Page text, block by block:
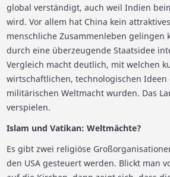
global verständigt, auch weil Indien
wird. Vor allem hat China kein
menschliche Zusammenleben gelingen
durch eine überzeugende Staatsidee
Vergleich macht deutlich, mit welchen
wirtschaftlichen, technologischen Ideen
militärischen Weltmacht wurden. Das
verspielen.
Islam und Vatikan: Weltmächte?
Es gibt zwei religiöse
den USA gesteuert werden. Blickt man